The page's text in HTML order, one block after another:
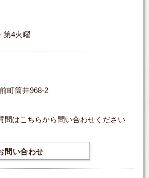
第4火曜
町筒井968-2
問はこちらから問い合わせください
問い合わせ